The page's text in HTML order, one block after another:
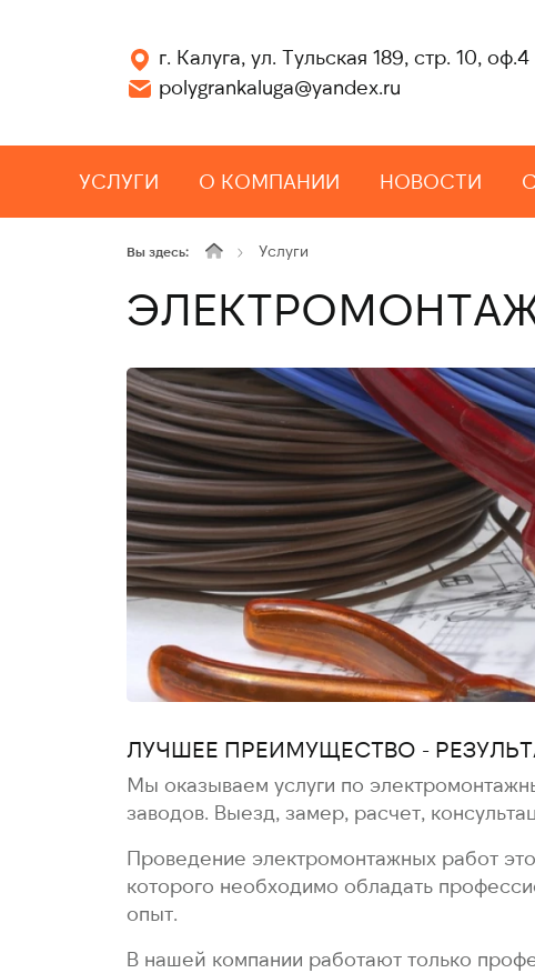
г. Калуга, ул. Тульская 189, стр. 10, оф.4
polygrankaluga@yandex.ru
УСЛУГИ О КОМПАНИИ НОВОСТИ
Вы здесь: Услуги
ЛУЧШЕЕ ПРЕИМУЩЕСТВО -
Мы оказываем услуги по
заводов. Выезд, замер, расчет,
Проведение электромонтажных работ
которого необходимо обладать
опыт.
В нашей компании работают только